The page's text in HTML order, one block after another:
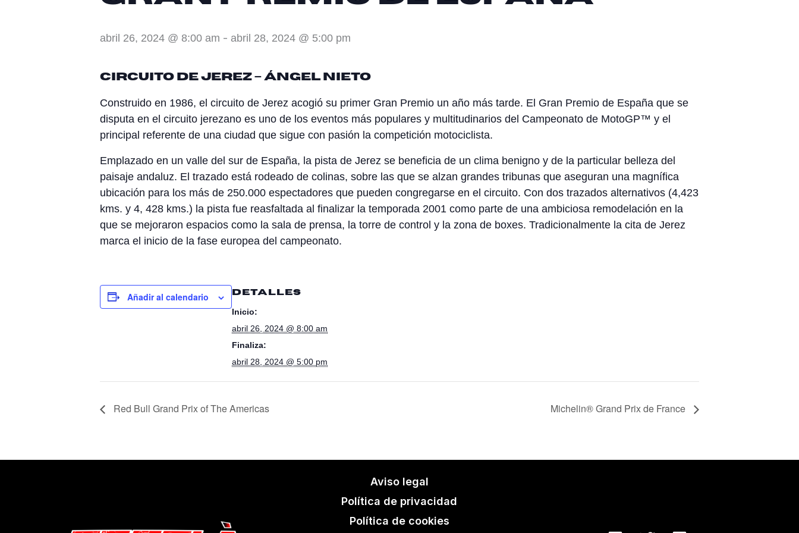
abril 26, 2024 @ 8:00 am - abril 28, 2024 @ 5:00 pm
Circuito de Jerez – Ángel Nieto
Construido en 1986, el circuito de Jerez acogió su primer Gran Premio un año más tarde. El Gran Premio de España que se
disputa en el circuito jerezano es uno de los eventos más populares y multitudinarios del Campeonato de MotoGP™ y el
principal referente de una ciudad que sigue con pasión la competición motociclista.
Emplazado en un valle del sur de España, la pista de Jerez se beneficia de un clima benigno y de la particular belleza del
paisaje andaluz. El trazado está rodeado de colinas, sobre las que se alzan grandes tribunas que aseguran una magnífica
ubicación para los más de 250.000 espectadores que pueden congregarse en el circuito. Con dos trazados alternativos (4,423
kms. y 4, 428 kms.) la pista fue reasfaltada al finalizar la temporada 2001 como parte de una ambiciosa remodelación en la
que se mejoraron espacios como la sala de prensa, la torre de control y la zona de boxes. Tradicionalmente la cita de Jerez
marca el inicio de la fase europea del campeonato.
Añadir al calendario DETALLES
Inicio:
abril 26, 2024 @ 8:00 am
Finaliza:
abril 28, 2024 @ 5:00 pm
Red Bull Grand Prix of The Americas Michelin® Grand Prix de France
Aviso legal
Política de privacidad
Política de cookies